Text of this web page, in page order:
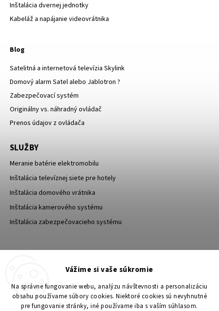
Vážime si vaše súkromie
Na správne fungovanie webu, analýzu návštevnosti a personalizáciu
obsahu používame súbory cookies. Niektoré cookies sú nevyhnutné
pre fungovanie stránky, iné používame iba s vaším súhlasom.
Inštalácia dvernej jednotky
Kabeláž a napájanie videovrátnika
Blog
Satelitná a internetová televízia Skylink
Domový alarm Satel alebo Jablotron ?
Zabezpečovací systém
Originálny vs. náhradný ovládač
Prenos údajov z ovládača
SLUŽBY
Meranie batérie elektromobilu
Inštalácia televíznej siete pre hotely
Inštalácia domového vrátnika
Inštalácia kamerového systému
Inštalácia zabezpečovacieho systému